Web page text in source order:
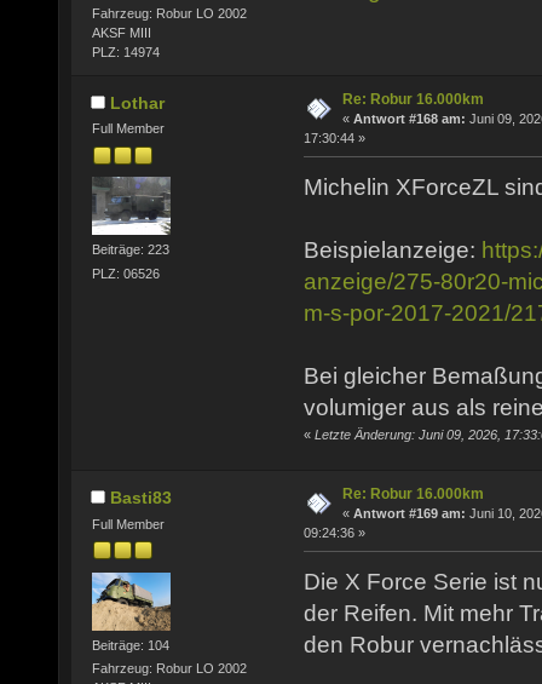
Fahrzeug: Robur LO 2002
AKSF MIII
PLZ: 14974
Lothar
Full Member
Beiträge: 223
PLZ: 06526
Re: Robur 16.000km
« Antwort #168 am: Juni 09,
17:30:44 »
Michelin XForceZL
Beispielanzeige:
anzeige/275-80r20-
m-s-por-2017-2021/
Bei gleicher
volumiger aus als
« Letzte Änderung: Juni 09, 2026,
Basti83
Full Member
Beiträge: 104
Fahrzeug: Robur LO 2002
Re: Robur 16.000km
« Antwort #169 am: Juni 10,
09:24:36 »
Die X Force Serie ist
der Reifen. Mit mehr
den Robur